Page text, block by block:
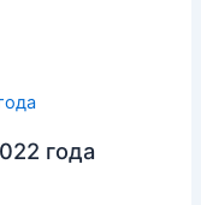
года